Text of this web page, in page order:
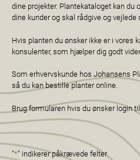
dine projekter. Plantekataloget kan du
dine kunder og skal rådgive og vejlede
Hvis planten du ønsker ikke er i vores
konsulenter, som hjælper dig godt
Som erhvervskunde hos Johansens
så du kan bestille planter online.
Brug formularen hvis du ønsker login
"*" indikerer påkrævede felter